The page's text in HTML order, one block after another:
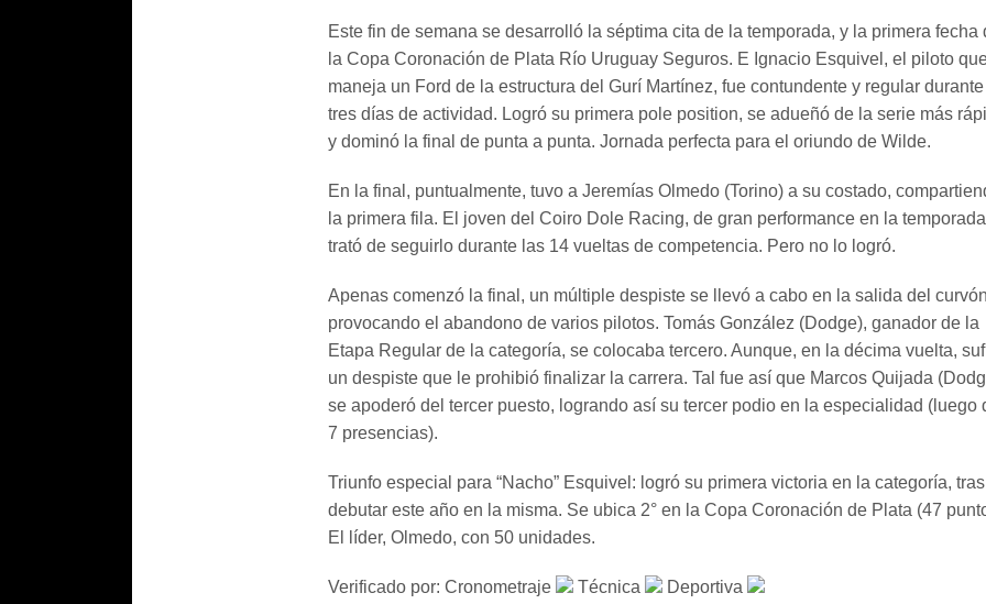
Este fin de semana se desarrolló la séptima cita de la temporada, y la primera fecha
la Copa Coronación de Plata Río Uruguay Seguros. E Ignacio Esquivel, el piloto
maneja un Ford de la estructura del Gurí Martínez, fue contundente y regular
tres días de actividad. Logró su primera pole position, se adueñó de la serie más
y dominó la final de punta a punta. Jornada perfecta para el oriundo de Wilde.
En la final, puntualmente, tuvo a Jeremías Olmedo (Torino) a su costado,
la primera fila. El joven del Coiro Dole Racing, de gran performance en la
trató de seguirlo durante las 14 vueltas de competencia. Pero no lo logró.
Apenas comenzó la final, un múltiple despiste se llevó a cabo en la salida del
provocando el abandono de varios pilotos. Tomás González (Dodge), ganador de la
Etapa Regular de la categoría, se colocaba tercero. Aunque, en la décima vuelta,
un despiste que le prohibió finalizar la carrera. Tal fue así que Marcos Quijada
se apoderó del tercer puesto, logrando así su tercer podio en la especialidad (luego
7 presencias).
Triunfo especial para “Nacho” Esquivel: logró su primera victoria en la categoría, tras
debutar este año en la misma. Se ubica 2° en la Copa Coronación de Plata (47
El líder, Olmedo, con 50 unidades.
Verificado por: Cronometraje Técnica
Deportiva